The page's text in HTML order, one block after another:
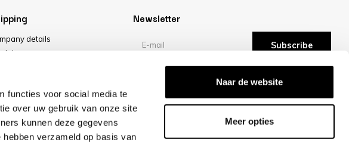
functies voor social media te
over uw gebruik van onze site
kunnen deze gegevens
verzameld op basis van
Naar de website
Meer opties
details
Newsletter
Subscribe
/10 -